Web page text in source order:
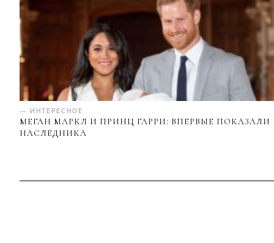
— ИНТЕРЕСНОЕ
МЕГАН МАРКЛ И ПРИНЦ ГАРРИ: ВПЕРВЫЕ ПОКАЗАЛИ
НАСЛЕДНИКА